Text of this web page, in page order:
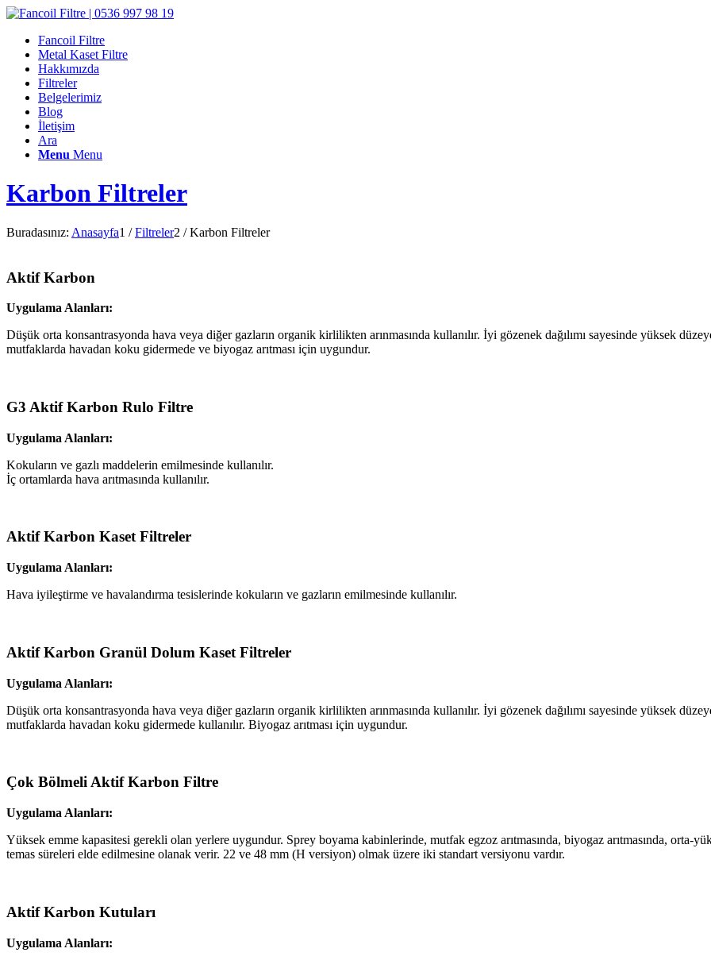
Fancoil Filtre
Metal Kaset Filtre
Hakkımızda
Filtreler
Belgelerimiz
Blog
İletişim
Ara
Menu Menu
Karbon Filtreler
Buradasınız: Anasayfa1 / Filtreler2 / Karbon Filtreler
Aktif Karbon
Uygulama Alanları:
Düşük orta konsantrasyonda hava veya diğer gazların organik kirlilikten arınmasında kullanılır. İyi gözenek dağılımı sayesinde yüksek
mutfaklarda havadan koku gidermede ve biyogaz arıtması için uygundur.
G3 Aktif Karbon Rulo Filtre
Uygulama Alanları:
Kokuların ve gazlı maddelerin emilmesinde kullanılır.
İç ortamlarda hava arıtmasında kullanılır.
Aktif Karbon Kaset Filtreler
Uygulama Alanları:
Hava iyileştirme ve havalandırma tesislerinde kokuların ve gazların emilmesinde kullanılır.
Aktif Karbon Granül Dolum Kaset Filtreler
Uygulama Alanları:
Düşük orta konsantrasyonda hava veya diğer gazların organik kirlilikten arınmasında kullanılır. İyi gözenek dağılımı sayesinde yüksek
mutfaklarda havadan koku gidermede kullanılır. Biyogaz arıtması için uygundur.
Çok Bölmeli Aktif Karbon Filtre
Uygulama Alanları:
Yüksek emme kapasitesi gerekli olan yerlere uygundur. Sprey boyama kabinlerinde, mutfak egzoz arıtmasında, biyogaz arıtmasında,
temas süreleri elde edilmesine olanak verir. 22 ve 48 mm (H versiyon) olmak üzere iki standart versiyonu vardır.
Aktif Karbon Kutuları
Uygulama Alanları: